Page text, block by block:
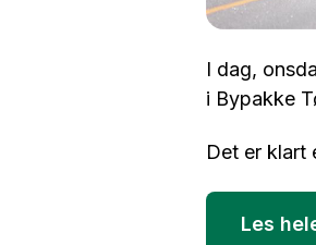
I dag,
i Bypakke
Det er klart
Les